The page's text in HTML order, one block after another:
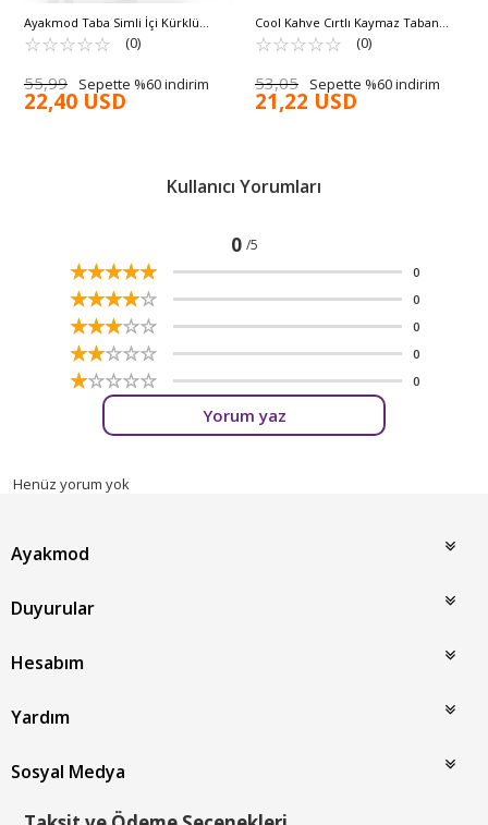
Ayakmod Taba Simli İçi Kürklü
Fermuarlı Bebek Bot 1212 B
☆☆☆☆☆
★★★★★ (0)
55,99 Sepette %60 indirim
22,40 USD
Cool Kahve Cırtlı Kaymaz Taban
Unisex Çocuk Bot Shade B
☆☆☆☆☆
★★★★★ (0)
53,05 Sepette %60 indirim
21,22 USD
Kullanıcı Yorumları
0 /5
☆☆☆☆☆
★★★★★ 0
☆☆☆☆☆
★★★★★ 0
☆☆☆☆☆
★★★★★ 0
☆☆☆☆☆
★★★★★ 0
☆☆☆☆☆
★★★★★ 0
Yorum yaz
Henüz yorum yok
Ayakmod
Duyurular
Hesabım
Yardım
Sosyal Medya